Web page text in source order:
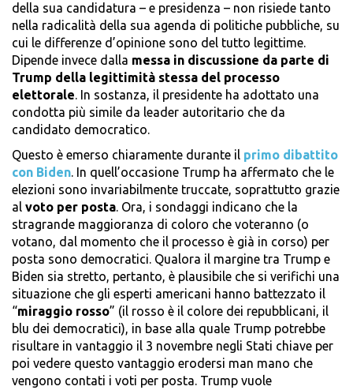
della sua candidatura – e presidenza – non risiede tanto
nella radicalità della sua agenda di politiche pubbliche, su
cui le differenze d’opinione sono del tutto legittime.
Dipende invece dalla messa in discussione da parte di
Trump della legittimità stessa del processo
elettorale. In sostanza, il presidente ha adottato una
condotta più simile da leader autoritario che da
candidato democratico.
Questo è emerso chiaramente durante il primo dibattito
con Biden. In quell’occasione Trump ha affermato che le
elezioni sono invariabilmente truccate, soprattutto grazie
al voto per posta. Ora, i sondaggi indicano che la
stragrande maggioranza di coloro che voteranno (o
votano, dal momento che il processo è già in corso) per
posta sono democratici. Qualora il margine tra Trump e
Biden sia stretto, pertanto, è plausibile che si verifichi una
situazione che gli esperti americani hanno battezzato il
“miraggio rosso” (il rosso è il colore dei repubblicani, il
blu dei democratici), in base alla quale Trump potrebbe
risultare in vantaggio il 3 novembre negli Stati chiave per
poi vedere questo vantaggio erodersi man mano che
vengono contati i voti per posta. Trump vuole